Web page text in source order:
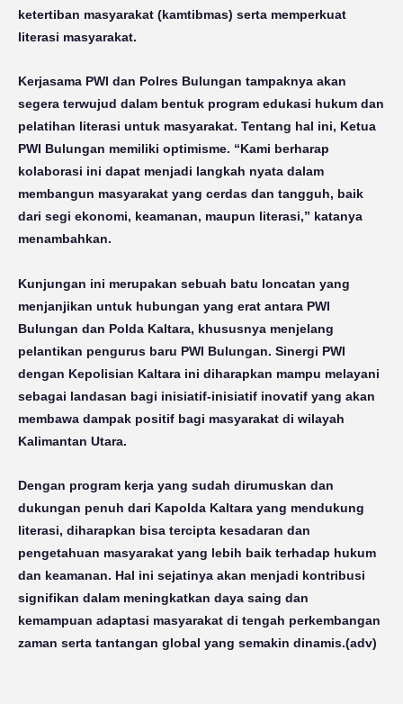
ketertiban masyarakat (kamtibmas) serta memperkuat
literasi masyarakat.
Kerjasama PWI dan Polres Bulungan tampaknya akan
segera terwujud dalam bentuk program edukasi hukum dan
pelatihan literasi untuk masyarakat. Tentang hal ini, Ketua
PWI Bulungan memiliki optimisme. “Kami berharap
kolaborasi ini dapat menjadi langkah nyata dalam
membangun masyarakat yang cerdas dan tangguh, baik
dari segi ekonomi, keamanan, maupun literasi,” katanya
menambahkan.
Kunjungan ini merupakan sebuah batu loncatan yang
menjanjikan untuk hubungan yang erat antara PWI
Bulungan dan Polda Kaltara, khususnya menjelang
pelantikan pengurus baru PWI Bulungan. Sinergi PWI
dengan Kepolisian Kaltara ini diharapkan mampu melayani
sebagai landasan bagi inisiatif-inisiatif inovatif yang akan
membawa dampak positif bagi masyarakat di wilayah
Kalimantan Utara.
Dengan program kerja yang sudah dirumuskan dan
dukungan penuh dari Kapolda Kaltara yang mendukung
literasi, diharapkan bisa tercipta kesadaran dan
pengetahuan masyarakat yang lebih baik terhadap hukum
dan keamanan. Hal ini sejatinya akan menjadi kontribusi
signifikan dalam meningkatkan daya saing dan
kemampuan adaptasi masyarakat di tengah perkembangan
zaman serta tantangan global yang semakin dinamis.(adv)